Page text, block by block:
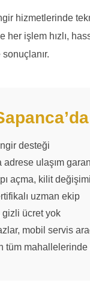
hizmetlerinde
işlem hızlı,
desteği
adrese ulaşım
açma, kilit değişimi
uzman ekip
gizli ücret yok
mobil servis
tüm